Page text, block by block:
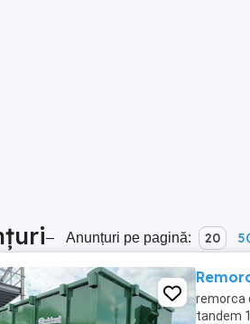
– Anunțuri pe pagină: 20
remorca
tandem